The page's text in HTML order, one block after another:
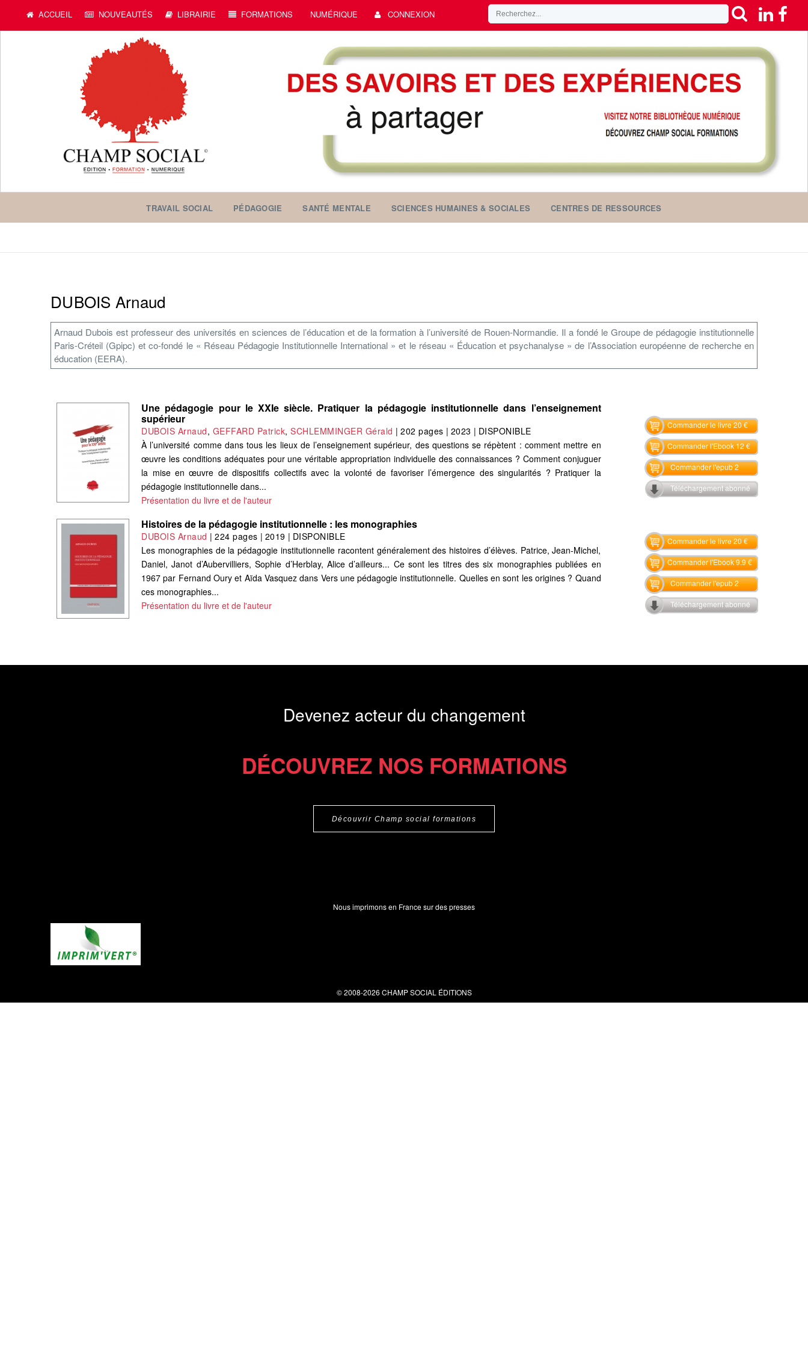
ACCUEIL NOUVEAUTÉS LIBRAIRIE FORMATIONS NUMÉRIQUE CONNEXION
TRAVAIL SOCIAL PÉDAGOGIE SANTÉ MENTALE SCIENCES HUMAINES & SOCIALES CENTRES DE RESSOURCES
DUBOIS Arnaud
Arnaud Dubois est professeur des universités en sciences de l’éducation et de la formation à l’université de Rouen-Normandie. Il a fondé le Groupe de pédagogie institutionnelle
Paris-Créteil (Gpipc) et co-fondé le « Réseau Pédagogie Institutionnelle International » et le réseau « Éducation et psychanalyse » de l’Association européenne de recherche en
éducation (EERA).
Une pédagogie pour le XXIe siècle. Pratiquer la pédagogie institutionnelle dans l’enseignement
supérieur
DUBOIS Arnaud, GEFFARD Patrick,SCHLEMMINGER Gérald |202 pages | 2023 | DISPONIBLE
À l’université comme dans tous les lieux de l’enseignement supérieur, des questions se répètent : comment mettre en
œuvre les conditions adéquates pour une véritable appropriation individuelle des connaissances ? Comment conjuguer
la mise en œuvre de dispositifs collectifs avec la volonté de favoriser l’émergence des singularités ? Pratiquer la
pédagogie institutionnelle dans...
Présentation du livre et de l'auteur
Commander le livre 20 €
Commander l'Ebook 12 €
Commander l'epub 2
Téléchargement abonné
Histoires de la pédagogie institutionnelle : les monographies
DUBOIS Arnaud |224 pages | 2019 | DISPONIBLE
Les monographies de la pédagogie institutionnelle racontent généralement des histoires d’élèves. Patrice, Jean-Michel,
Daniel, Janot d’Aubervilliers, Sophie d’Herblay, Alice d’ailleurs... Ce sont les titres des six monographies publiées en
1967 par Fernand Oury et Aïda Vasquez dans Vers une pédagogie institutionnelle. Quelles en sont les origines ? Quand
ces monographies...
Présentation du livre et de l'auteur
Commander le livre 20 €
Commander l'Ebook 9.9 €
Commander l'epub 2
Téléchargement abonné
Devenez acteur du changement
DÉCOUVREZ NOS FORMATIONS
Découvrir Champ social formations
Nous imprimons en France sur des presses
© 2008-2026 CHAMP SOCIAL ÉDITIONS